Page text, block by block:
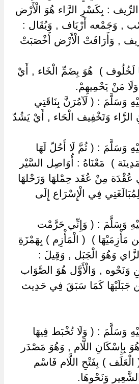
: بِكَسْرِ الرَّاء هُوَ الْأَرْض
, وَجَمْعه أَرْيَاف , وَيُقَال :
, وَأَرَافَتْ الْأَرْض أَخْصَبَتْ
لَخُلُوف ) ‏ ‏هُوَ بِضَمِّ الْخَاء , أَيْ
مَنْ يَحْمِيهِمْ.
وَسَلَّمَ : ( لَآمُرَنَّ بِنَاقَتِي
وَتَخْفِيف الْحَاء , أَيْ يَشُدّ
وَسَلَّمَ : ( ثُمَّ لَا أَحُلّ لَهَا
) ‏ ‏مَعْنَاهُ : أُوَاصِل السَّيْر
عُقْدَة مِنْ عُقَد حِمْلهَا وَرَحْلهَا
فِي الْإِسْرَاع إِلَى
وَسَلَّمَ : ( وَإِنِّي حَرَّمْت
مَأْزِمَيْهَا ) ‏ ‏( الْمَأْزِم ) بِهَمْزَةِ
وَهُوَ الْجَبَل , وَقِيلَ :
وَنَحْوه , وَالْأَوَّل هُوَ الصَّوَاب
جَبَلَيْهَا كَمَا سَبَقَ فِي حَدِيث
وَسَلَّمَ : ( وَلَا تُخْبَط فِيهَا
بِإِسْكَانِ اللَّام , وَهُوَ مَصْدَر
) بِفَتْحِ اللَّام فَاسْم
وَنَحْوهَا.